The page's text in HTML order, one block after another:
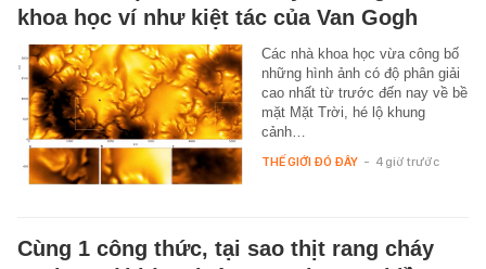
khoa học ví như kiệt tác của Van Gogh
Các nhà khoa học vừa công bố
những hình ảnh có độ phân giải
cao nhất từ trước đến nay về bề
mặt Mặt Trời, hé lộ khung
cảnh…
THẾ GIỚI ĐÓ ĐÂY - 4 giờ trước
Cùng 1 công thức, tại sao thịt rang cháy